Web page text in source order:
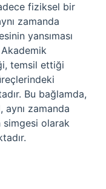
fiziksel bir
zamanda
yansıması
temsil ettiği
Bu bağlamda,
zamanda
simgesi olarak